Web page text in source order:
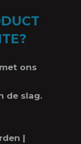
ons
de slag.
|